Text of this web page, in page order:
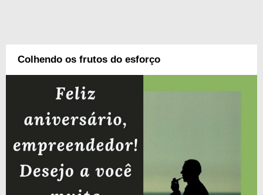
Colhendo os frutos do esforço